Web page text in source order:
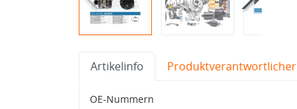
Artikelinfo Produktverantwortlicher
OE-Nummern